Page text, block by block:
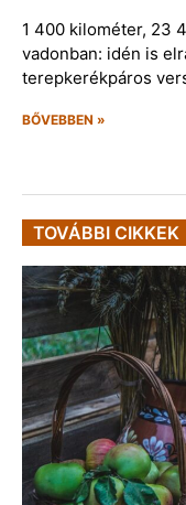
1 400 kilométer, 23
vadonban: idén is
terepkerékpáros
BŐVEBBEN »
TOVÁBBI CIKKEK